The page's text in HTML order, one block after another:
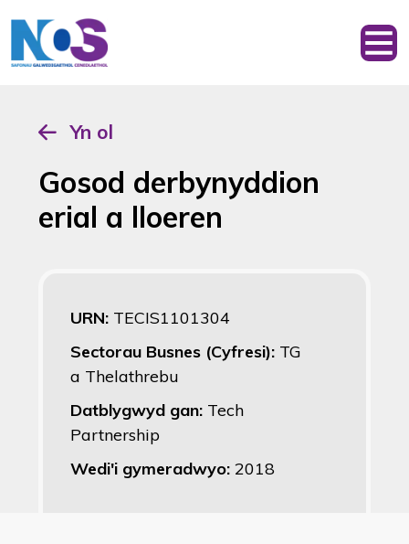
Yn ol
Gosod derbynyddion
erial a lloeren
URN: TECIS1101304
Sectorau Busnes (Cyfresi): TG
a Thelathrebu
Datblygwyd gan: Tech
Partnership
Wedi'i gymeradwyo: 2018